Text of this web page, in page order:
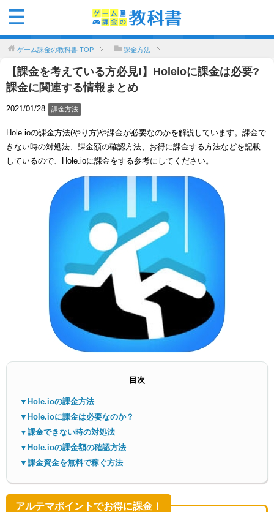
ゲーム課金の教科書 TOP 課金方法
【課金を考えている方必見!】Holeioに課金は必要?
課金に関連する情報まとめ
2021/01/28 課金方法
Hole.ioの課金方法(やり方)や課金が必要なのかを解説しています。課金で
きない時の対処法、課金額の確認方法、お得に課金する方法などを記載
しているので、Hole.ioに課金をする参考にしてください。
目次
▼Hole.ioの課金方法
▼Hole.ioに課金は必要なのか？
▼課金できない時の対処法
▼Hole.ioの課金額の確認方法
▼課金資金を無料で稼ぐ方法
アルテマポイントでお得に課金！